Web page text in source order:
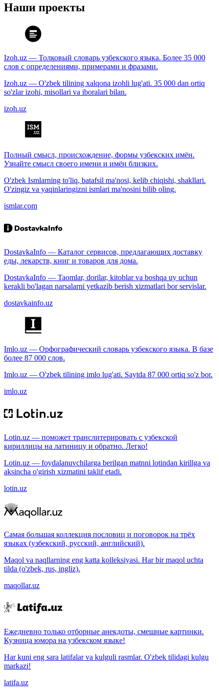
Наши проекты
Izoh.uz — Толковый словарь узбекского языка. Более 35 000
слов с определениями, примерами и фразами.
Izoh.uz — O'zbek tilining xalqona izohli lug'ati. 35 000 dan ortiq
so'zlar izohi, misollari va iboralari bilan.
izoh.uz
Полный смысл, происхождение, формы узбекских имён.
Узнайте смысл своего имени и имён близких.
O'zbek Ismlarning to'liq, batafsil ma'nosi, kelib chiqishi, shakllari.
O'zingiz va yaqinlaringizni ismlari ma'nosini bilib oling.
ismlar.com
DostavkaInfo — Каталог сервисов, предлагающих доставку
еды, лекарств, книг и товаров для дома.
DostavkaInfo — Taomlar, dorilar, kitoblar va boshqa uy uchun
kerakli bo'lagan narsalarni yetkazib berish xizmatlari bor servislar.
dostavkainfo.uz
Imlo.uz — Орфографический словарь узбекского языка. В базе
более 87 000 слов.
Imlo.uz — O'zbek tilining imlo lug'ati. Saytda 87 000 ortiq so'z bor.
imlo.uz
Lotin.uz — поможет транслитерировать с узбекской
кириллицы на латиницу и обратно. Легко!
Lotin.uz — foydalanuvchilarga berilgan matnni lotindan kirillga va
aksincha o'girish xizmatini taklif etadi.
lotin.uz
Самая большая коллекция пословиц и поговорок на трёх
языках (узбекский, русский, английский).
Maqol va naqllarning eng katta kolleksiyasi. Har bir maqol uchta
tilda (o'zbek, rus, ingliz).
maqollar.uz
Ежедневно только отборные анекдоты, смешные картинки.
Кузница юмора на узбекском языке!
Har kuni eng sara latifalar va kulguli rasmlar. O'zbek tilidagi kulgu
markazi!
latifa.uz